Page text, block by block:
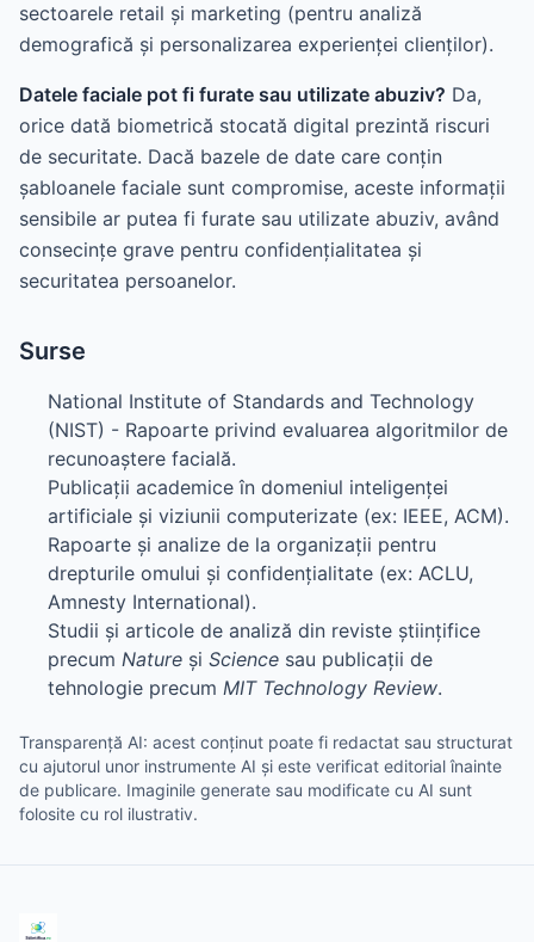
sectoarele retail și marketing (pentru analiză
demografică și personalizarea experienței clienților).
Datele faciale pot fi furate sau utilizate abuziv? Da,
orice dată biometrică stocată digital prezintă riscuri
de securitate. Dacă bazele de date care conțin
șabloanele faciale sunt compromise, aceste informații
sensibile ar putea fi furate sau utilizate abuziv, având
consecințe grave pentru confidențialitatea și
securitatea persoanelor.
Surse
National Institute of Standards and Technology
(NIST) - Rapoarte privind evaluarea algoritmilor de
recunoaștere facială.
Publicații academice în domeniul inteligenței
artificiale și viziunii computerizate (ex: IEEE, ACM).
Rapoarte și analize de la organizații pentru
drepturile omului și confidențialitate (ex: ACLU,
Amnesty International).
Studii și articole de analiză din reviste științifice
precum Nature și Science sau publicații de
tehnologie precum MIT Technology Review.
Transparență AI: acest conținut poate fi redactat sau structurat
cu ajutorul unor instrumente AI și este verificat editorial înainte
de publicare. Imaginile generate sau modificate cu AI sunt
folosite cu rol ilustrativ.